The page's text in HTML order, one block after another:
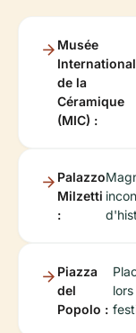
Musée
International
de la
Céramique
(MIC) :
Palazzo
Milzetti
:
Piazza
del
Popolo :